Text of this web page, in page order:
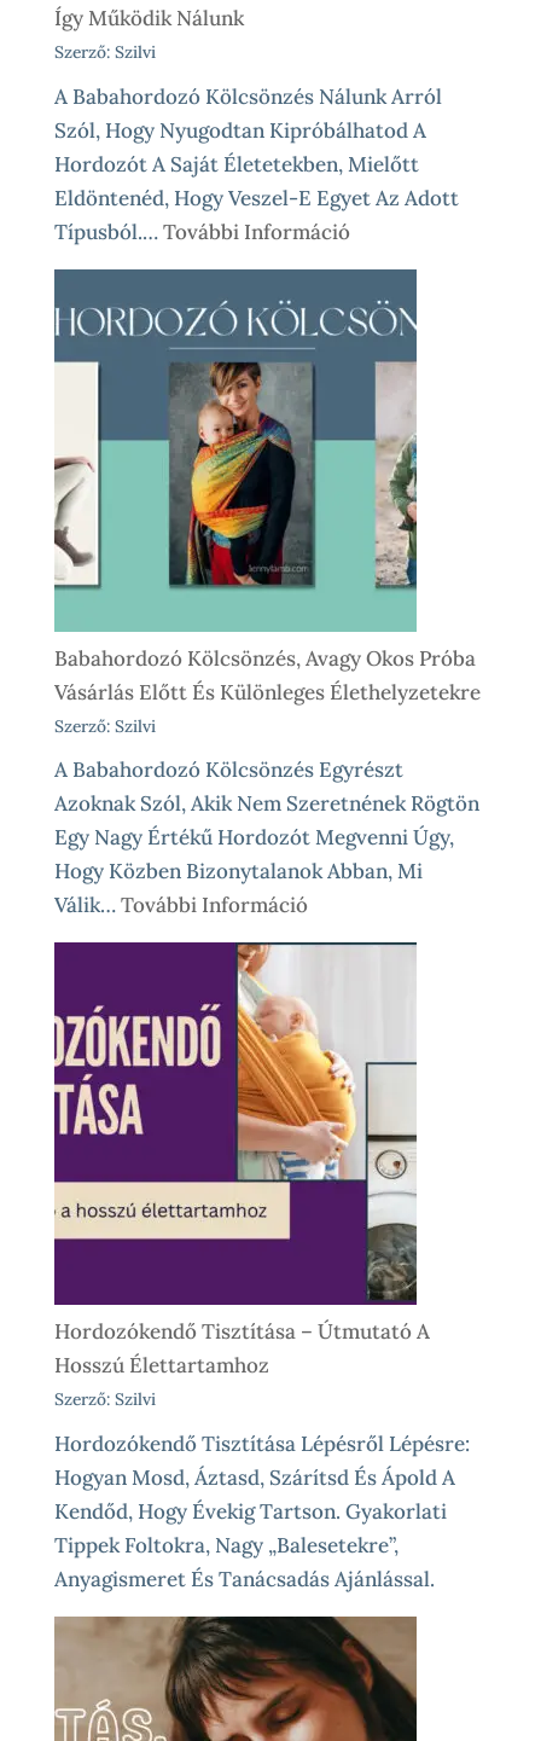
Így Működik Nálunk
Szerző: Szilvi
A Babahordozó Kölcsönzés Nálunk Arról
Szól, Hogy Nyugodtan Kipróbálhatod A
Hordozót A Saját Életetekben, Mielőtt
Eldöntenéd, Hogy Veszel-E Egyet Az Adott
Típusból.…További Információ:
Babahordozó
Kölcsönzés
Lépésről
Lépésre
Így
Működik
Nálunk
Babahordozó Kölcsönzés, Avagy Okos Próba
Vásárlás Előtt És Különleges Élethelyzetekre
Szerző: Szilvi
A Babahordozó Kölcsönzés Egyrészt
Azoknak Szól, Akik Nem Szeretnének Rögtön
Egy Nagy Értékű Hordozót Megvenni Úgy,
Hogy Közben Bizonytalanok Abban, Mi
Válik…További Információ:
Babahordozó
Avagy
Okos
Próba
Vásárlás
Előtt
És
Különleges
Élethelyzetekre
Hordozókendő Tisztítása – Útmutató A
Hosszú Élettartamhoz
Szerző: Szilvi
Hordozókendő Tisztítása Lépésről Lépésre:
Hogyan Mosd, Áztasd, Szárítsd És Ápold A
Kendőd, Hogy Évekig Tartson. Gyakorlati
Tippek Foltokra, Nagy „balesetekre”,
Anyagismeret És Tanácsadás Ajánlással.